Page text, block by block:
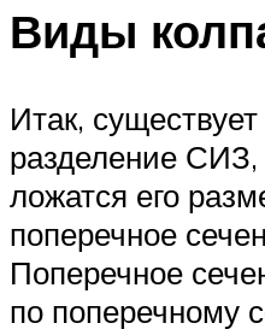
Виды
Итак,
разделение СИЗ,
ложатся его
поперечное
Поперечное
по поперечному